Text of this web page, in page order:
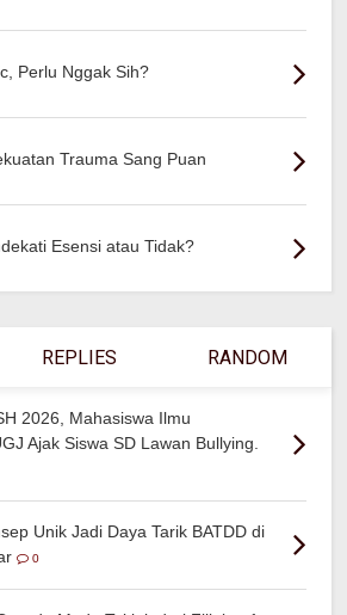
Perlu Nggak Sih?
Trauma Sang Puan
Esensi atau Tidak?
REPLIES RANDOM
2026, Mahasiswa Ilmu
Ajak Siswa SD Lawan Bullying.
Unik Jadi Daya Tarik BATDD di
0